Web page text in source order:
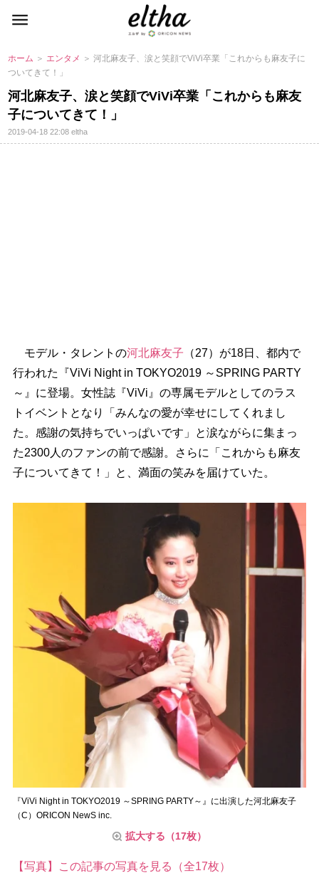
ホーム ＞ エンタメ ＞ 河北麻友子、涙と笑顔でViVi卒業「これからも麻友子に
ついてきて！」
河北麻友子、涙と笑顔でViVi卒業「これからも麻友
子についてきて！」
2019-04-18 22:08eltha
モデル・タレントの河北麻友子 （27）が18日、都内で
行われた『ViVi Night in TOKYO2019 ～SPRING PARTY
～』に登場。女性誌『ViVi』の専属モデルとしてのラス
トイベントとなり「みんなの愛が幸せにしてくれまし
た。感謝の気持ちでいっぱいです」と涙ながらに集まっ
た2300人のファンの前で感謝。さらに「これからも麻友
子についてきて！」と、満面の笑みを届けていた。
『ViVi Night in TOKYO2019 ～SPRING PARTY～』に出演した河北麻友子
（C）ORICON NewS inc.
拡大する（17枚）
【写真】この記事の写真を見る（全17枚）